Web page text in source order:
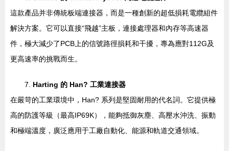
這款產品并非傳統板端連接器，而是一種創新的超低損耗電纜組件
解決方案。它可以直接“飛越”主板，連接處理器和內存等高速器
件，極大減少了PCB上的信號路徑損耗和干擾，專為應對112G及
更高速率的挑戰而生。
7. Harting 的 Han? 工業連接器
在嚴苛的工業環境中，Han? 系列是堅固耐用的代名詞。它提供極
高的防護等級（最高IP69K），能夠抵御灰塵、高壓水沖洗、振動
和極端溫度，廣泛應用于工廠自動化、能源和軌道交通領域。